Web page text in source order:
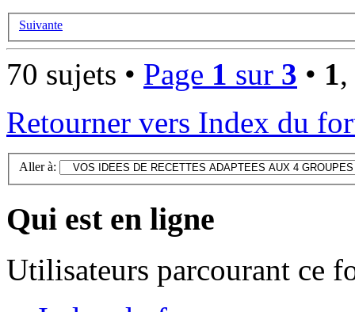
Suivante
70 sujets • Page 1 sur 3 • 1,
Retourner vers Index du
Aller à:
Qui est en ligne
Utilisateurs parcourant ce